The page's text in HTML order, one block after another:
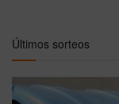
Últimos sorteos